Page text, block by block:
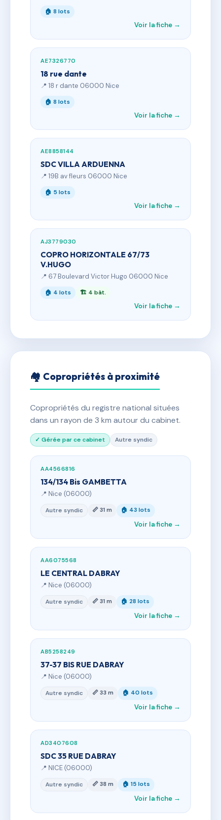
🏠 8 lots
Voir la fiche →
AE7326770
18 rue dante
📍 18 r dante 06000 Nice
🏠 8 lots
Voir la fiche →
AE8858144
SDC VILLA ARDUENNA
📍 19B av fleurs 06000 Nice
🏠 5 lots
Voir la fiche →
AJ3779030
COPRO HORIZONTALE 67/73
V.HUGO
📍 67 Boulevard Victor Hugo 06000 Nice
🏠 4 lots 🏗 4 bât.
Voir la fiche →
🏘 Copropriétés à proximité
Copropriétés du registre national situées
dans un rayon de 3 km autour du cabinet.
✓ Gérée par ce cabinet Autre syndic
AA4566816
134/134 Bis GAMBETTA
📍 Nice (06000)
Autre syndic 📏 31 m 🏠 43 lots
Voir la fiche →
AA6075568
LE CENTRAL DABRAY
📍 Nice (06000)
Autre syndic 📏 31 m 🏠 28 lots
Voir la fiche →
AB5258249
37-37 BIS RUE DABRAY
📍 Nice (06000)
Autre syndic 📏 33 m 🏠 40 lots
Voir la fiche →
AD3407608
SDC 35 RUE DABRAY
📍 NICE (06000)
Autre syndic 📏 38 m 🏠 15 lots
Voir la fiche →